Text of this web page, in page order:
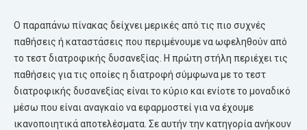
Ο παραπάνω πίνακας δείχνει μερικές από τις πιο συχνές
παθήσεις ή καταστάσεις που περιμένουμε να ωφεληθούν από
το τεστ διατροφικής δυσανεξίας. Η πρώτη στήλη περιέχει τις
παθήσεις για τις οποίες η διατροφή σύμφωνα με το τεστ
διατροφικής δυσανεξίας είναι το κύριο και ενίοτε το μοναδικό
μέσω που είναι αναγκαίο να εφαρμοστεί για να έχουμε
ικανοποιητικά αποτελέσματα. Σε αυτήν την κατηγορία ανήκουν